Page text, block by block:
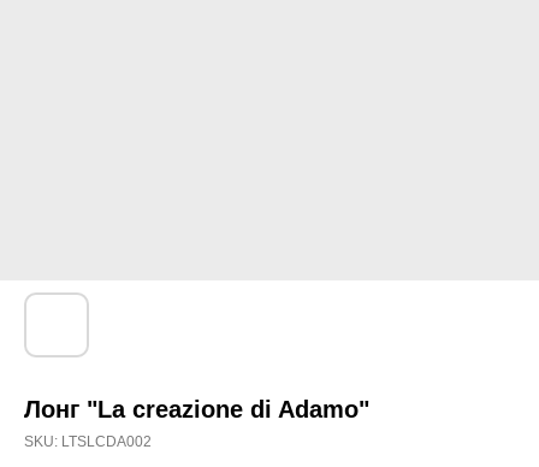
Лонг "La creazione di Adamo"
SKU: LTSLCDA002